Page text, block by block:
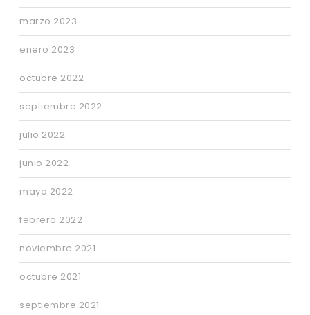
marzo 2023
enero 2023
octubre 2022
septiembre 2022
julio 2022
junio 2022
mayo 2022
febrero 2022
noviembre 2021
octubre 2021
septiembre 2021